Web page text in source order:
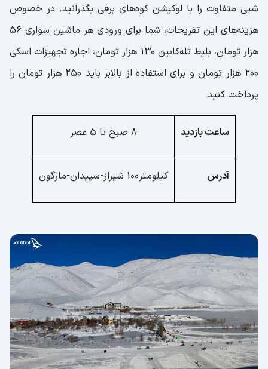
شبی متفاوت را با لوکیشن کوه‌های برفی بگذرانید. در خصوص
هزینه‌های این تفریحات، شما برای ورودی هر ماشین سواری 56
هزار تومان، بلیط تله‌کابین 130 هزار تومان، اجاره تجهیزات اسکی
200 هزار تومان و برای استفاده از بالابر باید 250 هزار تومان را
پرداخت کنید.
ساعت بازدید 8 صبح تا 5 عصر
آدرس کیلومتر۱۰۰ شیراز-سپیدان-مارگون